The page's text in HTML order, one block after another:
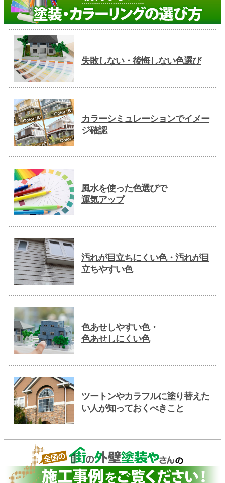
失敗しない・後悔しない色選び
カラーシミュレーションでイメー
ジ確認
風水を使った色選びで
運気アップ
汚れが目立ちにくい色・汚れが目
立ちやすい色
色あせしやすい色・
色あせしにくい色
ツートンやカラフルに塗り替えた
い人が知っておくべきこと